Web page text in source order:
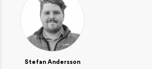
Skogsmyran – lever i solfångande stackar
INSPIRATION / DJUR OCH NATUR
Skogsharen – skogens sprinter
INSPIRATION / DJUR OCH NATUR
Stefan Andersson